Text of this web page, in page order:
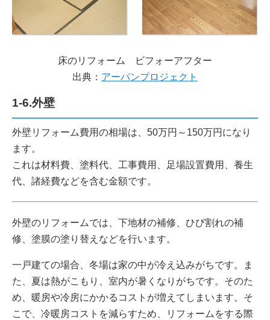
床のリフォーム ビフォーアフター
出典： アーバンプロジェクト
1-6.外壁
外壁リフォーム費用の相場は、50万円～150万円になり
ます。
これは材料費、塗料代、工事費用、足場設置費用、養生
代、諸経費などを含む金額です。
外壁のリフォームでは、下地材の補修、ひび割れの補
修、塗膜の塗り替えなどを行います。
一戸建ての場合、冬場は家の中が冷え込みがちです。ま
た、夏は熱がこもり、室内が暑くなりがちです。そのた
め、暖房や冷房にかかるコストが増えてしまいます。そ
こで、冷暖房コストを減らすため、リフォームをする際